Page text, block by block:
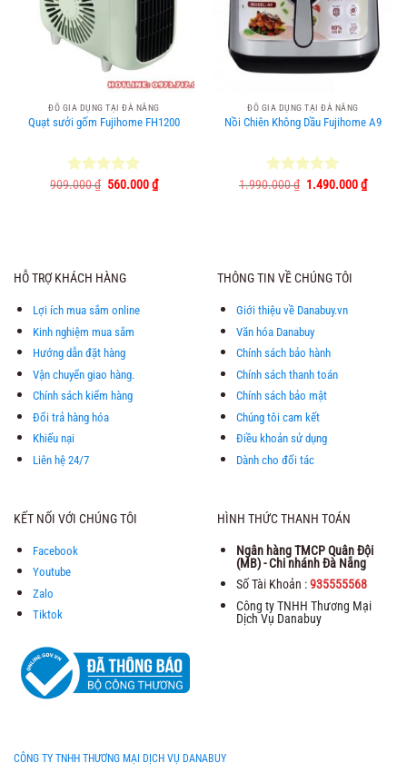
ĐỒ GIA DỤNG TẠI ĐÀ NẴNG
Quạt sưởi gốm Fujihome FH1200
Được xếp
909.000₫ Giá
560.000₫Giá
hiện
ĐỒ GIA DỤNG TẠI ĐÀ NẴNG
Nồi Chiên Không Dầu Fujihome A9
Được xếp
1.990.000₫ Giá
1.490.000₫Giá
hiện
HỖ TRỢ KHÁCH HÀNG
Lợi ích mua sắm online
Kinh nghiệm mua sắm
Hướng dẫn đặt hàng
Vận chuyển giao hàng.
Chính sách kiểm hàng
Đổi trả hàng hóa
Khiếu nại
Liên hệ 24/7
THÔNG TIN VỀ CHÚNG TÔI
Giới thiệu về Danabuy.vn
Văn hóa Danabuy
Chính sách bảo hành
Chính sách thanh toán
Chính sách bảo mật
Chúng tôi cam kết
Điều khoản sử dụng
Dành cho đối tác
KẾT NỐI VỚI CHÚNG TÔI
Facebook
Youtube
Zalo
Tiktok
HÌNH THỨC THANH TOÁN
Ngân hàng TMCP Quân Đội
(MB) - Chi nhánh Đà Nẵng
Số Tài Khoản :935555568
Công ty TNHH Thương Mại
Dịch Vụ Danabuy
CÔNG TY TNHH THƯƠNG MẠI DỊCH VỤ DANABUY